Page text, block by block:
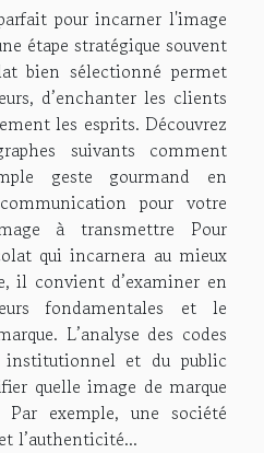
pour incarner l'image
étape stratégique souvent
bien sélectionné permet
d’enchanter les clients
les esprits. Découvrez
suivants comment
geste gourmand en
pour votre
à transmettre Pour
qui incarnera au mieux
il convient d’examiner en
fondamentales et le
L’analyse des codes
institutionnel et du public
quelle image de marque
exemple, une société
l’authenticité...